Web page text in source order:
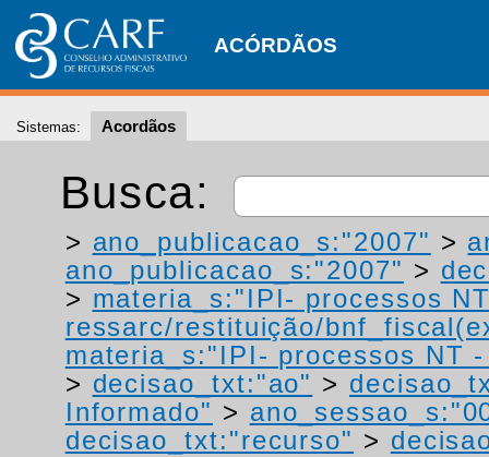
ACÓRDÃOS
Sistemas: Acordãos
Busca:
> ano_publicacao_s:"2007" >
ano_publicacao_s:"2007" >
> materia_s:"IPI- processos
ressarc/restituição/
materia_s:"IPI- processos NT
> decisao_txt:"ao" >
Informado" >
decisao_txt:"recurso" >